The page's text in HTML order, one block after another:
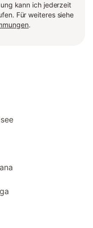
kann ich jederzeit
Für weiteres siehe
.